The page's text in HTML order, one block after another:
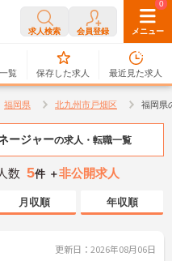
求人検索 会員登録 メニュー
覧
0
保存した求人
0
最近見た求人
福岡県 北九州市戸畑区 福岡県
ージャーの求人・転職一覧
数 5件 ＋非公開求人
月収順 年収順
更新日：2026年08月06日